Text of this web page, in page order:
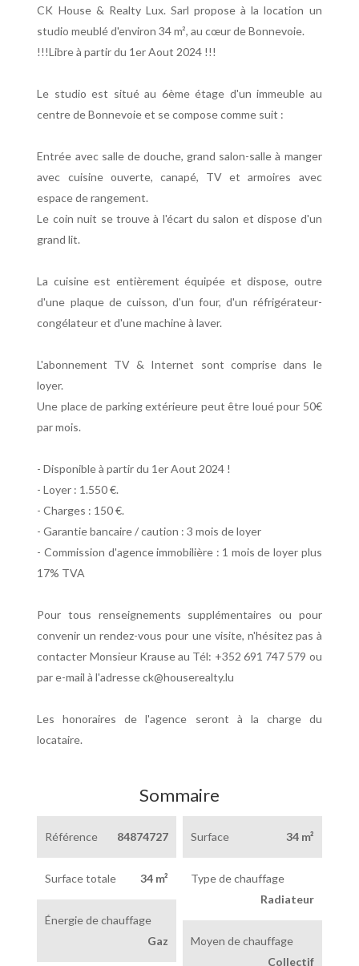
CK House & Realty Lux. Sarl propose à la location un
studio meublé d'environ 34 m², au cœur de Bonnevoie.
!!!Libre à partir du 1er Aout 2024 !!!
Le studio est situé au 6ème étage d'un immeuble au
centre de Bonnevoie et se compose comme suit :
Entrée avec salle de douche, grand salon-salle à manger
avec cuisine ouverte, canapé, TV et armoires avec
espace de rangement.
Le coin nuit se trouve à l'écart du salon et dispose d'un
grand lit.
La cuisine est entièrement équipée et dispose, outre
d'une plaque de cuisson, d'un four, d'un réfrigérateur-
congélateur et d'une machine à laver.
L'abonnement TV & Internet sont comprise dans le
loyer.
Une place de parking extérieure peut être loué pour 50€
par mois.
- Disponible à partir du 1er Aout 2024 !
- Loyer : 1.550 €.
- Charges : 150 €.
- Garantie bancaire / caution : 3 mois de loyer
- Commission d'agence immobilière : 1 mois de loyer plus
17% TVA
Pour tous renseignements supplémentaires ou pour
convenir un rendez-vous pour une visite, n'hésitez pas à
contacter Monsieur Krause au Tél: +352 691 747 579 ou
par e-mail à l'adresse ck@houserealty.lu
Les honoraires de l'agence seront à la charge du
locataire.
Sommaire
Référence 84874727 Surface 34 m²
Surface totale 34 m²
Type de chauffage
Radiateur
Énergie de chauffage
Gaz
Moyen de chauffage
Collectif